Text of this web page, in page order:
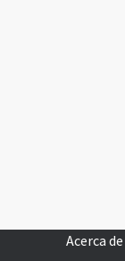
Acerca